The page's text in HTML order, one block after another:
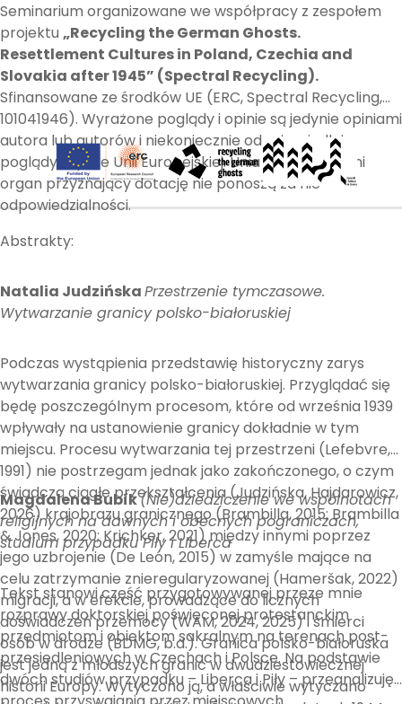
Seminarium organizowane we współpracy z zespołem
projektu „Recycling the German Ghosts.
Resettlement Cultures in Poland, Czechia and
Slovakia after 1945” (Spectral Recycling).
Sfinansowane ze środków UE (ERC, Spectral Recycling,
101041946). Wyrażone poglądy i opinie są jedynie opiniami
autora lub autorów i niekoniecznie odzwierciedlają
poglądy i opinie Unii Europejskiej. Unia Europejska ani
organ przyznający dotację nie ponoszą za nie
odpowiedzialności.
Abstrakty:
Natalia JudzińskaPrzestrzenie tymczasowe.
Wytwarzanie granicy polsko-białoruskiej
Podczas wystąpienia przedstawię historyczny zarys
wytwarzania granicy polsko-białoruskiej. Przyglądać się
będę poszczególnym procesom, które od września 1939
wpływały na ustanowienie granicy dokładnie w tym
miejscu. Procesu wytwarzania tej przestrzeni (Lefebvre,
1991) nie postrzegam jednak jako zakończonego, o czym
świadczą ciągłe przekształcenia (Judzińska, Hajdarowicz,
2026) krajobrazu granicznego (Brambilla, 2015; Brambilla
& Jones, 2020; Krichker, 2021) między innymi poprzez
jego uzbrojenie (De León, 2015) w zamyśle mające na
celu zatrzymanie znieregularyzowanej (Hameršak, 2022)
migracji, a w efekcie, prowadzące do licznych
doświadczeń przemocy (WAM, 2024, 2025) i śmierci
osób w drodze (BDMG, b.d.). Granica polsko-białoruska
jest jedną z młodszych granic w dwudziestowiecznej
historii Europy. Wytyczono ją, a właściwie wytyczano
Magdalena Bubík(Nie)dziedziczenie we wspólnotach
religijnych na dawnych i obecnych pograniczach,
studium przypadku Piły i Liberca
Tekst stanowi część przygotowywanej przeze mnie
rozprawy doktorskiej poświęconej protestanckim
przedmiotom i obiektom sakralnym na terenach post-
przesiedleniowych w Czechach i Polsce. Na podstawie
dwóch studiów przypadku – Liberca i Piły – przeanalizuję